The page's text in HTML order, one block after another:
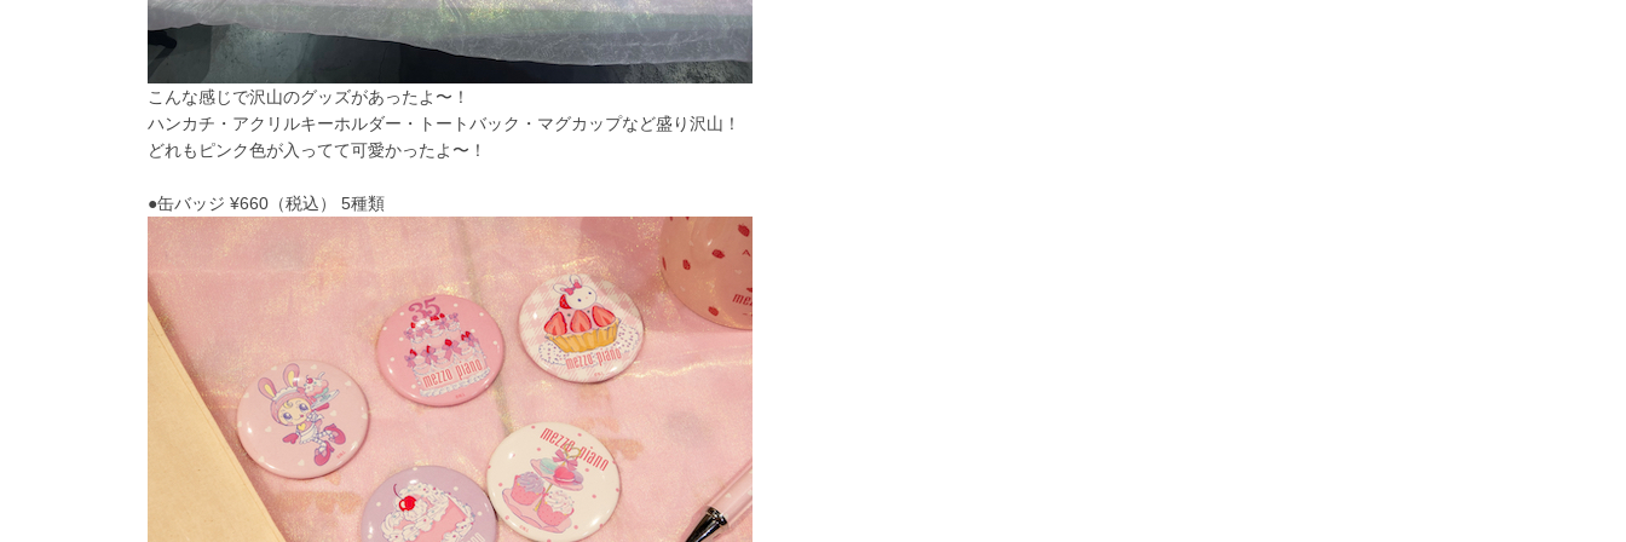
こんな感じで沢山のグッズがあったよ〜！
ハンカチ・アクリルキーホルダー・トートバック・マグカップなど盛り沢山！
どれもピンク色が入ってて可愛かったよ〜！
●缶バッジ ¥660（税込） 5種類